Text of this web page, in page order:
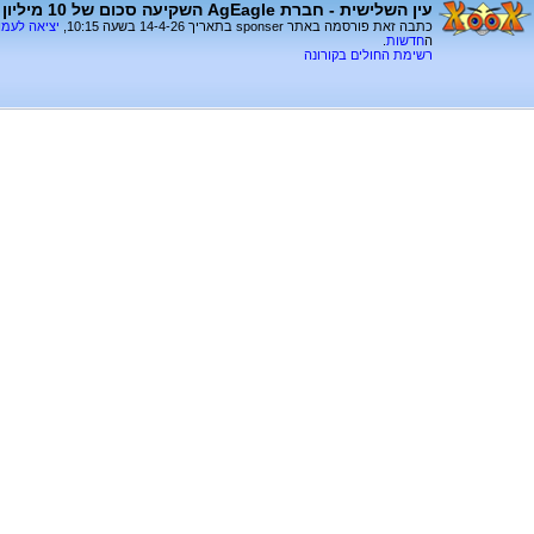
עין השלישית - חברת AgEagle השקיעה סכום של 10 מיליון דולר
כתבה זאת פורסמה באתר sponser בתאריך 14-4-26 בשעה 10:15, יציאה
החדשות
רשימת החולים בקורונה